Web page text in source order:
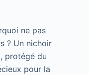
ne pas
? Un nichoir
protégé du
pour la